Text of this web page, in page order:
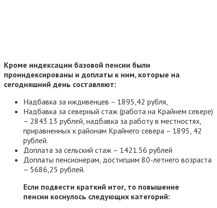
Кроме индексации базовой пенсии были
проиндексированы и доплаты к ним, которые на
сегодняшний день составляют:
Надбавка за иждивенцев – 1895,42 рубля,
Надбавка за северный стаж (работа на Крайнем севере)
– 2843.13 рублей, надбавка за работу в местностях,
приравненных к районам Крайнего севера – 1895, 42
рублей.
Доплата за сельский стаж – 1421.56 рублей
Доплаты пенсионерам, достигшим 80-летнего возраста
– 5686,25 рублей.
Если подвести краткий итог, то повышение
пенсии коснулось следующих категорий: